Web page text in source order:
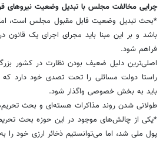
چرایی مخالفت مجلس با تبدیل وضعیت نیروهای
*بحث تبدیل وضعیت قابل مقبول مجلس است، اما
باشد و بر این مبنا باید مجرای اجرای یک قانون
فراهم شود.
اصلی‌ترین دلیل ضعیف بودن نظارت در کشور
راستا دولت مسائلی را تحت تصدی خود دارد
باید به بخش خصوصی واگذار شود.
طولانی شدن روند مذاکرات هسته‌ای و بحث
*یکی از چالش‌های موجود در این حوزه بحث
پول ملی شد، اما می‌توانستیم ذخائر ارزی خود را